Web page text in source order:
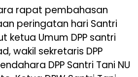
rapat pembahasan
peringatan hari Santri
ketua Umum DPP santri
wakil sekretaris DPP
DPP Santri Tani NU